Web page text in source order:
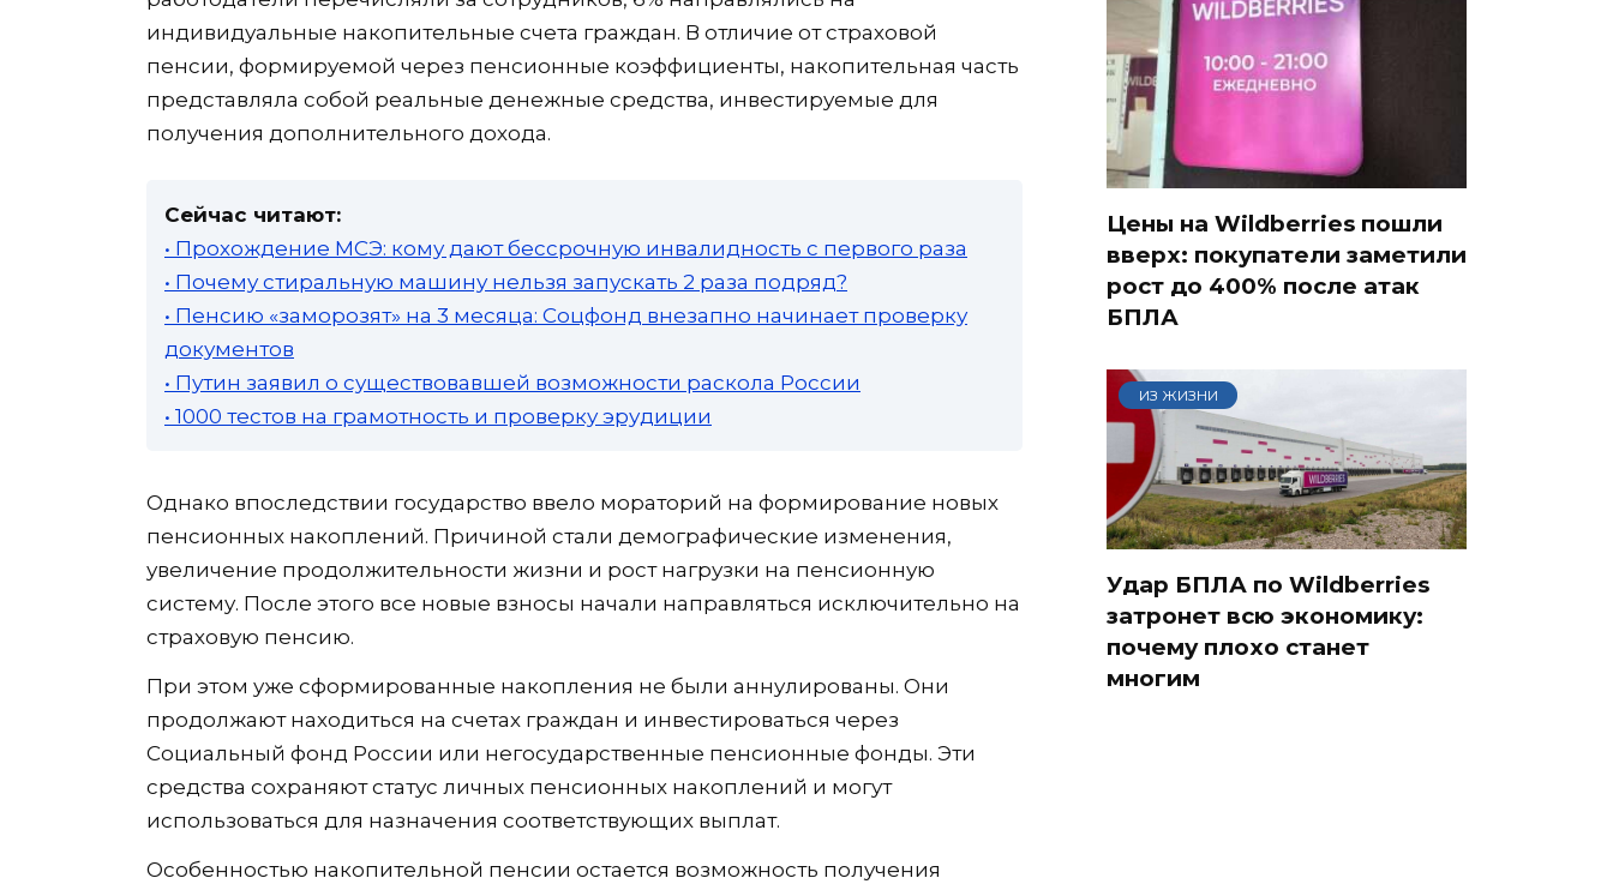
индивидуальные накопительные счета граждан. В отличие от страховой
пенсии, формируемой через пенсионные коэффициенты, накопительная часть
представляла собой реальные денежные средства, инвестируемые для
получения дополнительного дохода.
Сейчас читают:
• Прохождение МСЭ: кому дают бессрочную инвалидность с первого раза
• Почему стиральную машину нельзя запускать 2 раза подряд?
• Пенсию «заморозят» на 3 месяца: Соцфонд внезапно начинает проверку
документов
• Путин заявил о существовавшей возможности раскола России
• 1000 тестов на грамотность и проверку эрудиции
Однако впоследствии государство ввело мораторий на формирование новых
пенсионных накоплений. Причиной стали демографические изменения,
увеличение продолжительности жизни и рост нагрузки на пенсионную
систему. После этого все новые взносы начали направляться исключительно на
страховую пенсию.
При этом уже сформированные накопления не были аннулированы. Они
продолжают находиться на счетах граждан и инвестироваться через
Социальный фонд России или негосударственные пенсионные фонды. Эти
средства сохраняют статус личных пенсионных накоплений и могут
использоваться для назначения соответствующих выплат.
Особенностью накопительной пенсии остается возможность получения
Цены на Wildberries пошли
вверх: покупатели заметили
рост до 400% после атак
БПЛА
ИЗ ЖИЗНИ
Удар БПЛА по Wildberries
затронет всю экономику:
почему плохо станет
многим